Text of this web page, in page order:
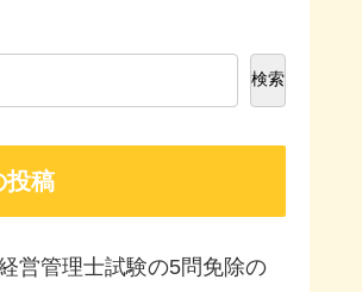
検索
投稿
営管理士試験の5問免除の